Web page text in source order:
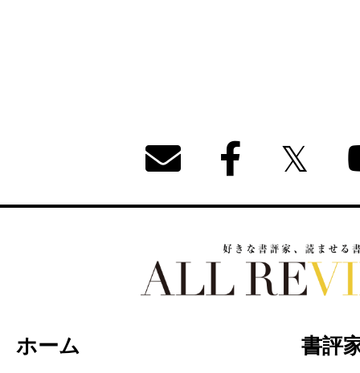
ホーム 書評